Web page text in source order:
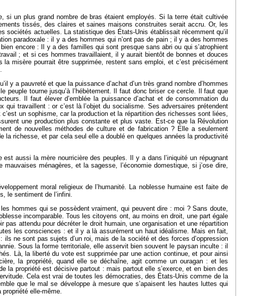
si un plus grand nombre de bras étaient employés. Si la terre était cultivée
tissés, des claires et saines maisons construites serait accru. Or, les
sociétés actuelles. La statistique des États-Unis établissait récemment qu’il
paradoxale : il y a des hommes qui n’ont pas de pain ; il y a des hommes
encore : Il y a des familles qui sont presque sans abri ou qui s’atrophient
; et si ces hommes travaillaient, il y aurait bientôt de bonnes et douces
misère pourrait être supprimée, restent sans emploi, et c’est précisément
y a pauvreté et que la puissance d’achat d’un très grand nombre d’hommes
tourne jusqu’à l’hébètement. Il faut donc briser ce cercle. Il faut que
Il faut élever d’emblée la puissance d’achat et de consommation du
travaillent : or c’est là l’objet du socialisme. Ses adversaires prétendent
un sophisme, car la production et la répartition des richesses sont liées,
une production plus constante et plus vaste. Est-ce que la Révolution
de nouvelles méthodes de culture et de fabrication ? Elle a seulement
la richesse, et par cela seul elle a doublé en quelques années la productivité
aussi la mère nourricière des peuples. Il y a dans l’iniquité un répugnant
ménagères, et la sagesse, l’économie domestique, si j’ose dire,
moral religieux de l’humanité. La noblesse humaine est faite de
le sentiment de l’infini.
hommes qui se possèdent vraiment, qui peuvent dire : moi ? Sans doute,
incomparable. Tous les citoyens ont, au moins en droit, une part égale
pas attendu pour décréter le droit humain, une organisation et une répartition
les consciences : et il y a là assurément un haut idéalisme. Mais en fait,
ne sont pas sujets d’un roi, mais de la société et des forces d’oppression
Sous la forme territoriale, elle asservit bien souvent le paysan inculte : il
Là, la liberté du vote est supprimée par une action continue, et pour ainsi
la propriété, quand elle se déchaîne, agit comme un ouragan : et les
la propriété est décisive partout : mais partout elle s’exerce, et en bien des
Cela est vrai de toutes les démocraties, des États-Unis comme de la
que le mal se développe à mesure que s’apaisent les hautes luttes qui
elle-même.